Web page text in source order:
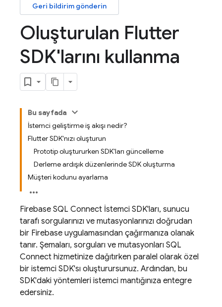
Geri bildirim gönderin
Oluşturulan Flutter
SDK'larını kullanma
Bu sayfada
İstemci geliştirme iş akışı nedir?
Flutter SDK'nızı oluşturun
Prototip oluştururken SDK'ları güncelleme
Derleme ardışık düzenlerinde SDK oluşturma
Müşteri kodunu ayarlama
Firebase SQL Connect İstemci SDK'ları, sunucu
tarafı sorgularınızı ve mutasyonlarınızı doğrudan
bir Firebase uygulamasından çağırmanıza olanak
tanır. Şemaları, sorguları ve mutasyonları SQL
Connect hizmetinize dağıtırken paralel olarak özel
bir istemci SDK'sı oluşturursunuz. Ardından, bu
SDK'daki yöntemleri istemci mantığınıza entegre
edersiniz.